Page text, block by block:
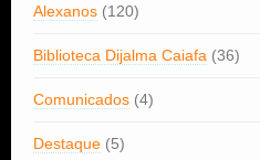
Alexanos (120)
Biblioteca Dijalma Caiafa (36)
Comunicados (4)
Destaque (5)